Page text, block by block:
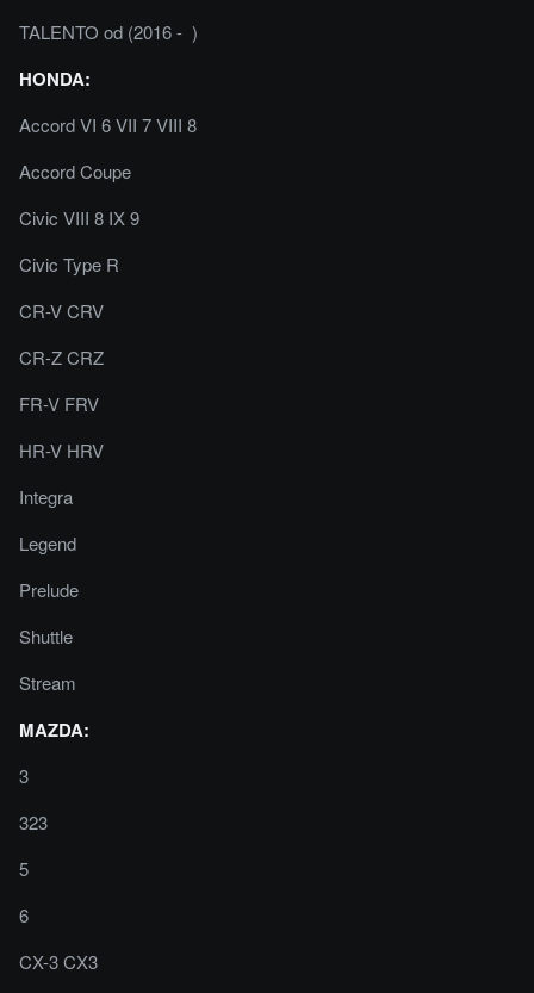
TALENTO od (2016 - )
HONDA:
Accord VI 6 VII 7 VIII 8
Accord Coupe
Civic VIII 8 IX 9
Civic Type R
CR-V CRV
CR-Z CRZ
FR-V FRV
HR-V HRV
Integra
Legend
Prelude
Shuttle
Stream
MAZDA:
3
323
5
6
CX-3 CX3